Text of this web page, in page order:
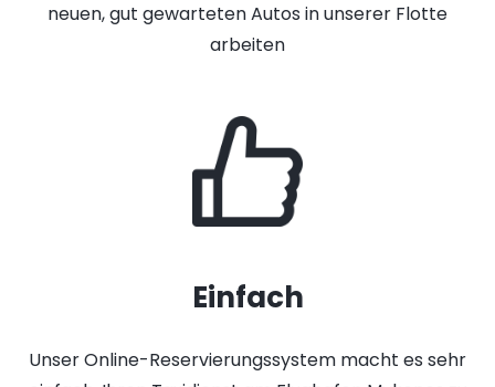
neuen, gut gewarteten Autos in unserer Flotte
arbeiten
Einfach
Unser Online-Reservierungssystem macht es sehr